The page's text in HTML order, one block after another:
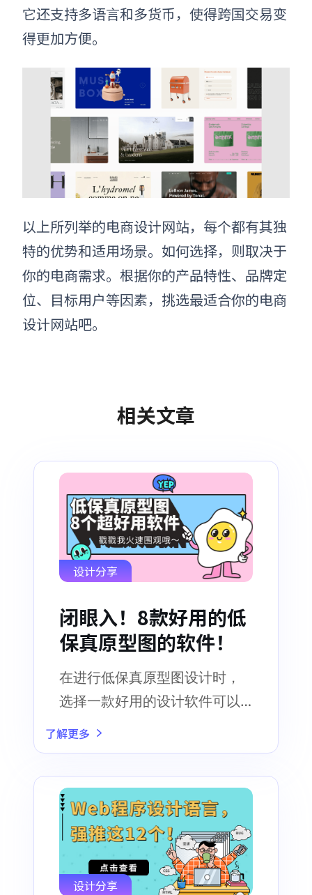
它还支持多语言和多货币，使得跨国交易变
得更加方便。
以上所列举的电商设计网站，每个都有其独
特的优势和适用场景。如何选择，则取决于
你的电商需求。根据你的产品特性、品牌定
位、目标用户等因素，挑选最适合你的电商
设计网站吧。
相关文章
设计分享
闭眼入！8款好用的低
保真原型图的软件！
在进行低保真原型图设计时，
选择一款好用的设计软件可以
让你事半功倍 关键词：低保真
保真原型图用什么软件做比较
好
了解更多
设计分享